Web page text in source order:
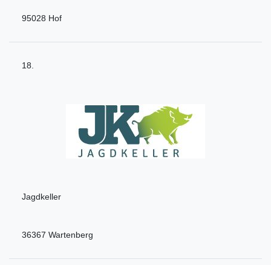
95028 Hof
18.
Jagdkeller
36367 Wartenberg